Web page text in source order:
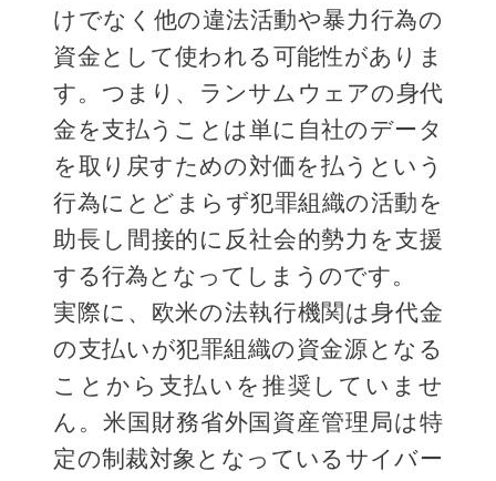
けでなく他の違法活動や暴力行為の
資金として使われる可能性がありま
す。つまり、ランサムウェアの身代
金を支払うことは単に自社のデータ
を取り戻すための対価を払うという
行為にとどまらず犯罪組織の活動を
助長し間接的に反社会的勢力を支援
する行為となってしまうのです。
実際に、欧米の法執行機関は身代金
の支払いが犯罪組織の資金源となる
ことから支払いを推奨していませ
ん。米国財務省外国資産管理局は特
定の制裁対象となっているサイバー